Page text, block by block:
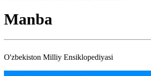
Manba
O'zbekiston Milliy Ensiklopediyasi